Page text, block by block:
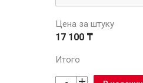
Цена за штуку
17 100 ₸
Итого
и водоотведение